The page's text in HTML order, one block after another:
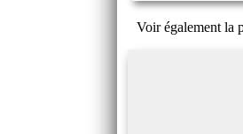
Voir également la